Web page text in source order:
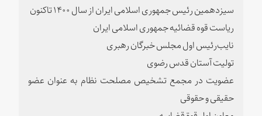
سیزدهمین رئیس جمهوری اسلامی ایران از سال ۱۴۰۰ تاکنون
ریاست قوه قضائیه جمهوری اسلامی ایران
نایب‌رئیس اول مجلس خبرگان رهبری
تولیت آستان قدس رضوی
عضویت در مجمع تشخیص مصلحت نظام به عنوان عضو
حقیقی و حقوقی